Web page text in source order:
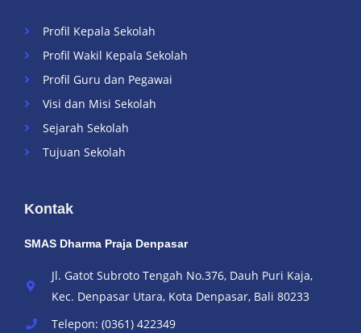
Kontak
SMAS Dharma Praja Denpasar
Jl. Gatot Subroto Tengah No.376, Dauh Puri Kaja,
Kec. Denpasar Utara, Kota Denpasar, Bali 80233
Telepon: (0361) 422349
Profil Kepala Sekolah
Profil Wakil Kepala Sekolah
Profil Guru dan Pegawai
Visi dan Misi Sekolah
Sejarah Sekolah
Tujuan Sekolah